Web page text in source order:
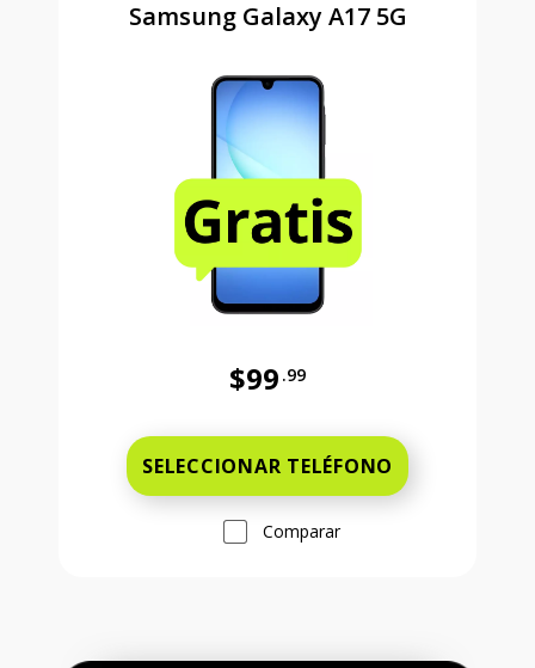
Samsung Galaxy A17 5G
$99 .99
SELECCIONAR TELÉFONO
Comparar